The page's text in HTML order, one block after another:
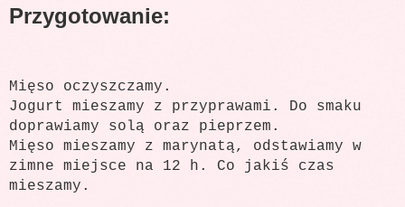
Przygotowanie:
Mięso oczyszczamy.
Jogurt mieszamy z przyprawami. Do smaku
doprawiamy solą oraz pieprzem.
Mięso mieszamy z marynatą, odstawiamy w
zimne miejsce na 12 h. Co jakiś czas
mieszamy.